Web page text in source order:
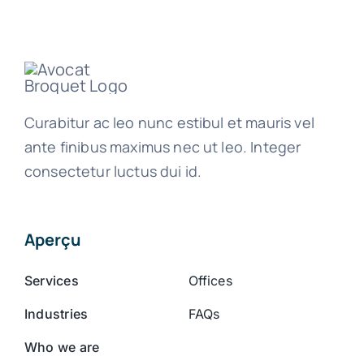
Curabitur ac leo nunc estibul et mauris vel
ante finibus maximus nec ut leo. Integer
consectetur luctus dui id.
Aperçu
Services
Industries
Who we are
Offices
FAQs